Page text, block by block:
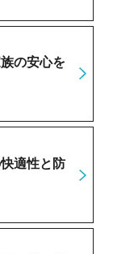
の安心を
適性と防